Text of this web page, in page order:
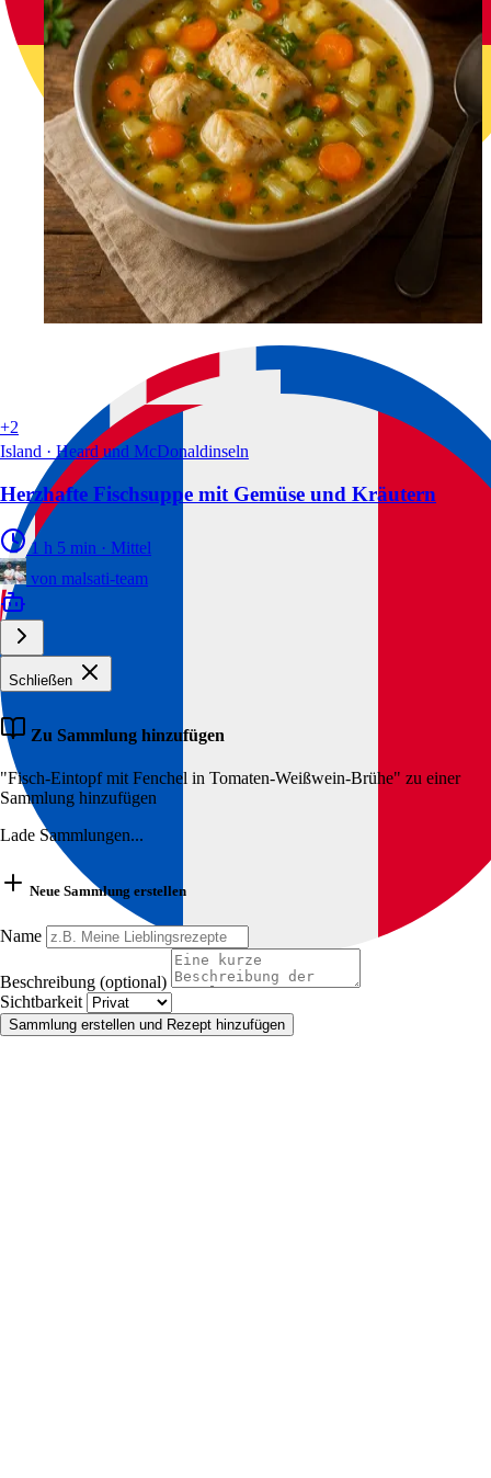
+2
Island · Heard und McDonaldinseln
Herzhafte Fischsuppe mit Gemüse und Kräutern
1 h 5 min · Mittel
von malsati-team
Schließen
Zu Sammlung hinzufügen
"Fisch-Eintopf mit Fenchel in Tomaten-Weißwein-Brühe" zu einer
Sammlung hinzufügen
Lade Sammlungen...
Neue Sammlung erstellen
Name
Beschreibung (optional)
Sichtbarkeit
Sammlung erstellen und Rezept hinzufügen